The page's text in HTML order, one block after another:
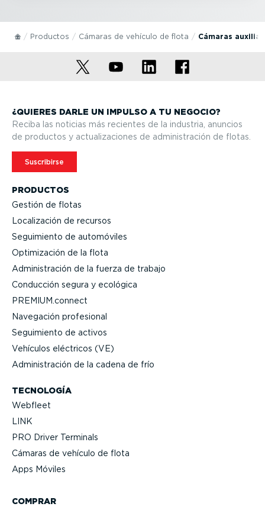
Productos Cámaras de vehículo de flota Cámaras
PRODUCTOS
Gestión de flotas
Locali­zación de recursos
Seguimiento de automóviles
Optimi­zación de la flota
Adminis­tración de la fuerza de trabajo
Conducción segura y ecológica
PREMIUM.connect
Navegación profesional
Seguimiento de activos
Vehículos eléctricos (VE)
Adminis­tración de la cadena de frío
TECNOLOGÍA
Webfleet
LINK
PRO Driver Terminals
Cámaras de vehículo de flota
Apps Móviles
COMPRAR
¿QUIERES DARLE UN IMPULSO A TU NEGOCIO?
Reciba las noticias más recientes de la industria, anuncios
de productos y actua­li­za­ciones de adminis­tración de flotas.
Suscribirse